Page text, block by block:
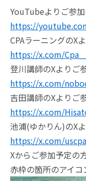
YouTubeよりご参加
https://
CPAラーニングのX
https://x.com/
登川講師のXよりご
https://x.com/
吉田講師のXよりご
https://x.com/
池浦(ゆかりん)のX
https://x.com/
Xからご参加予定の
赤枠の箇所のアイコ